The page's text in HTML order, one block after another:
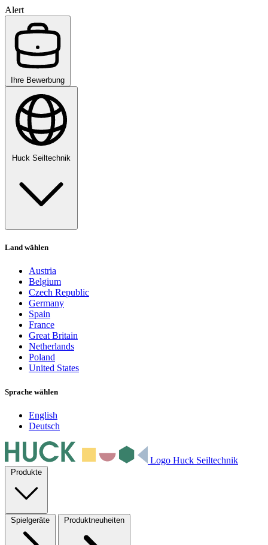
Alert
Ihre Bewerbung
Huck Seiltechnik
Land wählen
Austria
Belgium
Czech Republic
Germany
Spain
France
Great Britain
Netherlands
Poland
United States
Sprache wählen
English
Deutsch
Logo Huck Seiltechnik
Produkte
Spielgeräte Produktneuheiten